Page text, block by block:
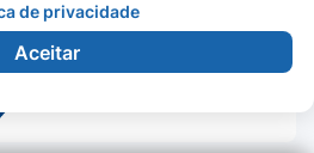
- Prefeitura Municipal
Verde - 2026
de privacidade
Aceitar